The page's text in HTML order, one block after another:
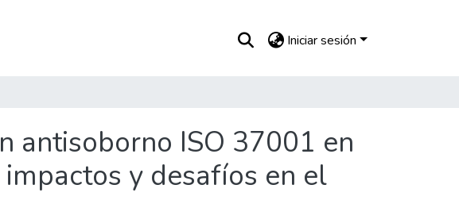
Iniciar sesión
antisoborno ISO 37001 en
y desafíos en el